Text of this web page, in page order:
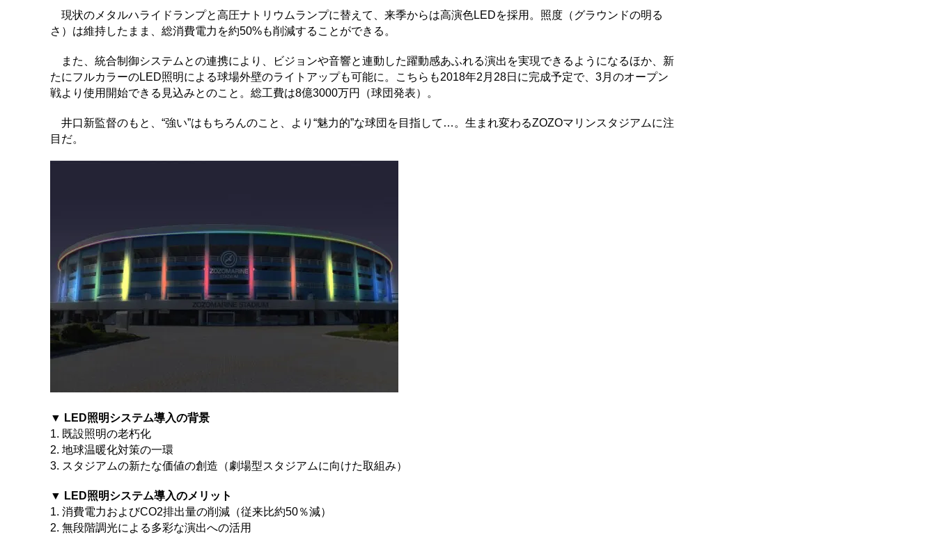
現状のメタルハライドランプと高圧ナトリウムランプに替えて、来季からは高演色LEDを採用。照度（グラウンドの明る
さ）は維持したまま、総消費電力を約50%も削減することができる。
また、統合制御システムとの連携により、ビジョンや音響と連動した躍動感あふれる演出を実現できるようになるほか、新
たにフルカラーのLED照明による球場外壁のライトアップも可能に。こちらも2018年2月28日に完成予定で、3月のオープン
戦より使用開始できる見込みとのこと。総工費は8億3000万円（球団発表）。
井口新監督のもと、“強い”はもちろんのこと、より“魅力的”な球団を目指して…。生まれ変わるZOZOマリンスタジアムに注
目だ。
▼ LED照明システム導入の背景
1. 既設照明の老朽化
2. 地球温暖化対策の一環
3. スタジアムの新たな価値の創造（劇場型スタジアムに向けた取組み）
▼ LED照明システム導入のメリット
1. 消費電力およびCO2排出量の削減（従来比約50％減）
2. 無段階調光による多彩な演出への活用